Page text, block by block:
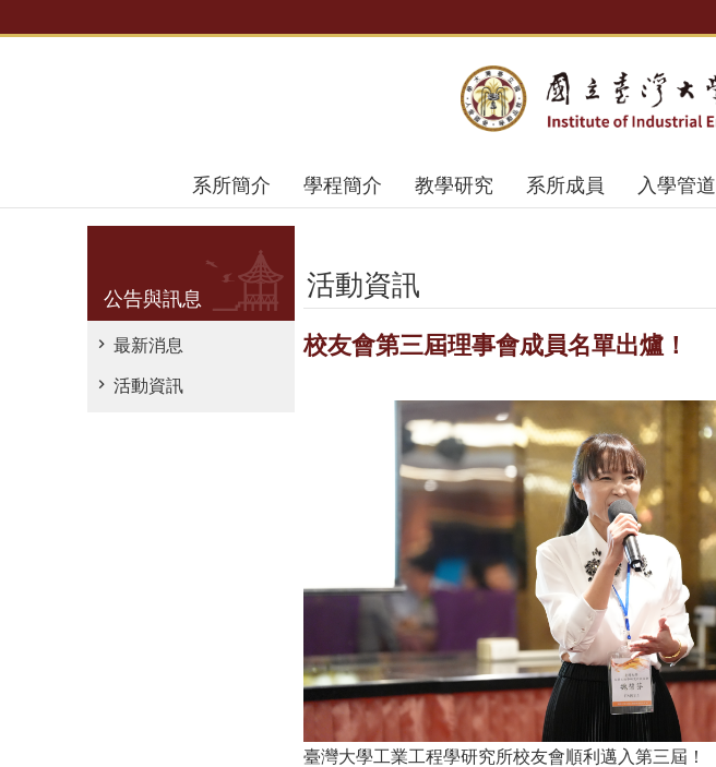
系所簡介 學程簡介 教學研究 系所成員 入學管道
公告與訊息
最新消息
活動資訊
活動資訊
校友會第三屆理事會成員名單出爐！
臺灣大學工業工程學研究所校友會順利邁入第三屆！